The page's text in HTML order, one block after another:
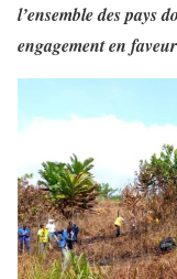
l’ensemble des pays
engagement en